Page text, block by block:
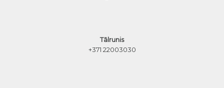
Tālrunis
+371 22003030